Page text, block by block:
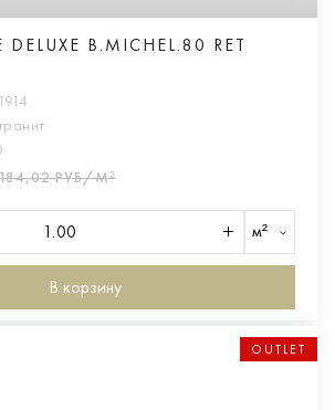
B.MICHEL.80 RET
РУБ/М²
м²
В корзину
OUTLET